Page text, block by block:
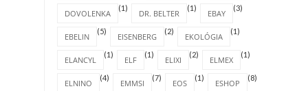
DOVOLENKA
(1)
DR. BELTER
(1)
EBAY
(3)
EBELIN
(5)
EISENBERG
(2)
EKOLÓGIA
(1)
ELANCYL
(1)
ELF
(1)
ELIXI
(2)
ELMEX
(1)
ELNINO
(4)
EMMSI
(7)
EOS
(1)
ESHOP
(8)